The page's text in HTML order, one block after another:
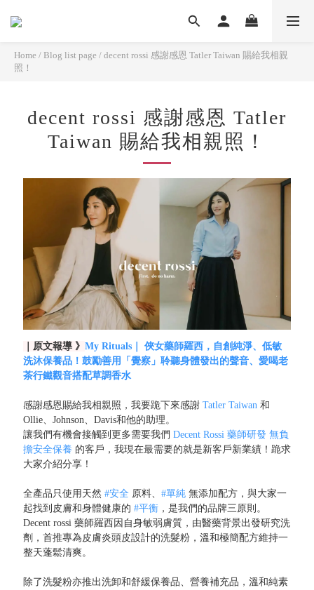
Home / Blog list page / decent rossi 感謝感恩 Tatler Taiwan 賜給我相親
照！
decent rossi 感謝感恩 Tatler
Taiwan 賜給我相親照！
｜原文報導 》 My Rituals｜ 俠女藥師羅西，自創純淨、低敏
洗沐保養品！鼓勵善用「覺察」聆聽身體發出的聲音、愛喝老
茶行鐵觀音搭配草調香水
感謝感恩賜給我相親照，我要跪下來感謝 Tatler Taiwan 和
Ollie、Johnson、Davis和他的助理。
讓我們有機會接觸到更多需要我們 Decent Rossi 藥師研發 無負
擔安全保養 的客戶，我現在最需要的就是新客戶新業績！跪求
大家介紹分享！
全產品只使用天然 #安全 原料、 #單純無添加配方，與大家一
起找到皮膚和身體健康的 #平衡，是我們的品牌三原則。
Decent rossi 藥師羅西因自身敏弱膚質，由醫藥背景出發研究洗
劑，首推專為皮膚炎頭皮設計的洗髮粉，溫和極簡配方維持一
整天蓬鬆清爽。
除了洗髮粉亦推出洗卸和舒緩保養品、營養補充品，溫和純素